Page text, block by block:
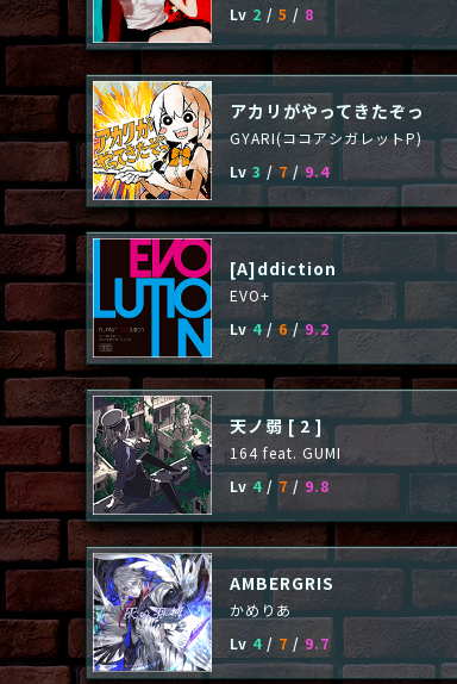
Lv 2 / 5 / 8
アカリがやってきたぞっ
GYARI(ココアシガレットP)
Lv 3 / 7 / 9.4
[A]ddiction
EVO+
Lv4/6/9.2
天ノ弱 [ 2 ]
164 feat. GUMI
Lv 4 / 7 / 9.8
AMBERGRIS
かめりあ
Lv 4 / 7 / 9.7